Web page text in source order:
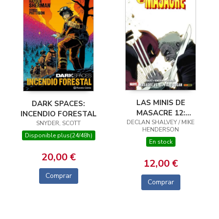
DARK SPACES:
INCENDIO FORESTAL
SNYDER, SCOTT
Disponible plus(24/48h)
20,00 €
Comprar
LAS MINIS DE
MASACRE 12:
MASACRE VS EL VIEJO
LOGAN
DECLAN SHALVEY / MIKE
HENDERSON
En stock
12,00 €
Comprar